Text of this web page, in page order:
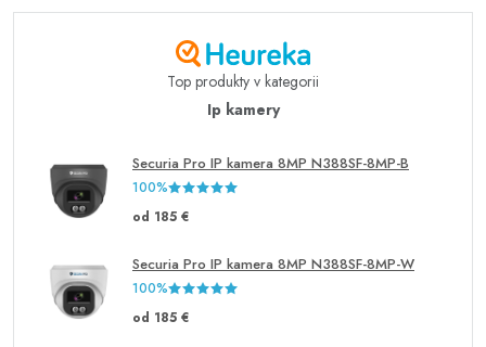
Top produkty v kategorii
Ip kamery
Securia Pro IP kamera 8MP N388SF-8MP-B
100%
od 185 €
Securia Pro IP kamera 8MP N388SF-8MP-W
100%
od 185 €